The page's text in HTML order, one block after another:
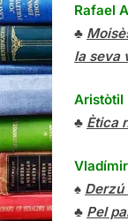
Rafael
♣
la seva
Aristòtil
♣ Ètica
♠ Derzú
♣ Pel